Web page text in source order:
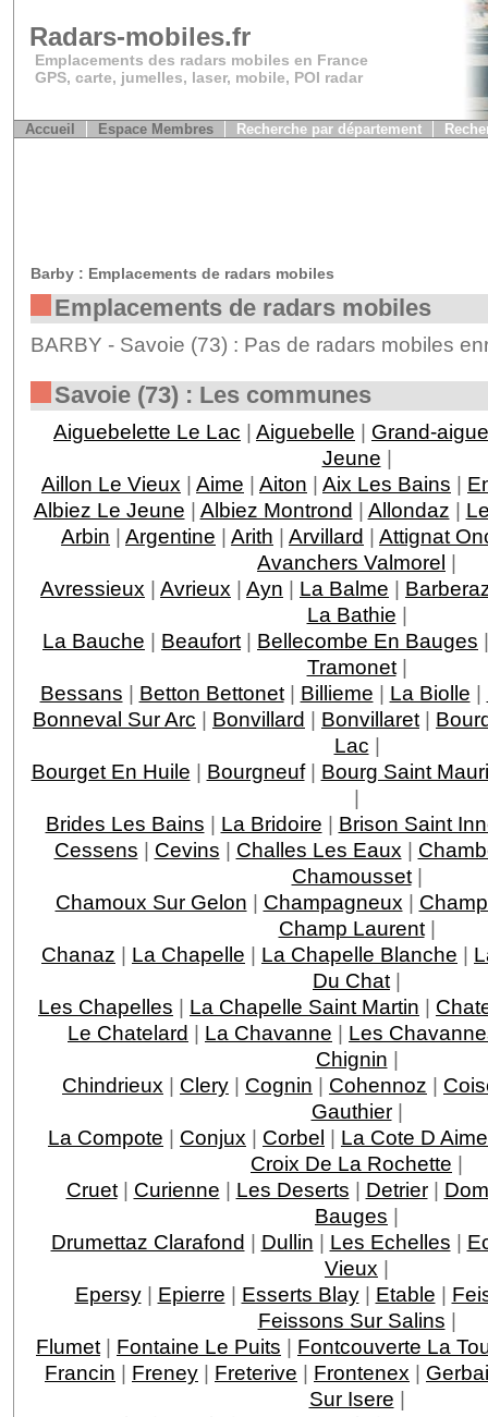
Radars-mobiles.fr
Emplacements des radars mobiles en France
GPS, carte, jumelles, laser, mobile, POI radar
Accueil Espace Membres Recherche par département
Barby : Emplacements de radars mobiles
Emplacements de radars mobiles
BARBY - Savoie (73) : Pas de radars mobiles
Savoie (73) : Les communes
Aiguebelette Le Lac | Aiguebelle | Grand-
Jeune |
Aillon Le Vieux | Aime | Aiton | Aix Les Bains |
Albiez Le Jeune | Albiez Montrond | Allondaz |
Arbin | Argentine | Arith | Arvillard | Attignat
Avanchers Valmorel |
Avressieux | Avrieux | Ayn | La Balme |
La Bathie |
La Bauche | Beaufort | Bellecombe En Bauges
Tramonet|
Bessans | Betton Bettonet| Billieme | La Biolle |
Bonneval Sur Arc | Bonvillard | Bonvillaret |
Lac |
Bourget En Huile | Bourgneuf| Bourg Saint
|
Brides Les Bains | La Bridoire | Brison Saint
Cessens | Cevins | Challes Les Eaux |
Chamousset|
Chamoux Sur Gelon | Champagneux |
Champ Laurent|
Chanaz | La Chapelle | La Chapelle Blanche |
Du Chat |
Les Chapelles | La Chapelle Saint Martin |
Le Chatelard | La Chavanne | Les
Chignin |
Chindrieux | Clery | Cognin | Cohennoz |
Gauthier|
La Compote | Conjux | Corbel | La Cote D Aime
Croix De La Rochette |
Cruet| Curienne | Les Deserts | Detrier|
Bauges |
Drumettaz Clarafond | Dullin | Les Echelles |
Vieux |
Epersy| Epierre | Esserts Blay| Etable |
Feissons Sur Salins |
Flumet | Fontaine Le Puits | Fontcouverte La
Francin | Freney | Freterive | Frontenex |
Sur Isere |